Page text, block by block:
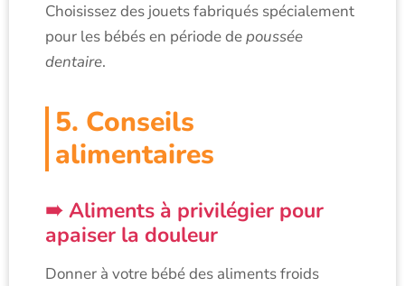
Choisissez des jouets fabriqués spécialement
pour les bébés en période depoussée
dentaire.
5. Conseils
alimentaires
Aliments à privilégier pour
apaiser la douleur
Donner à votre bébé des aliments froids